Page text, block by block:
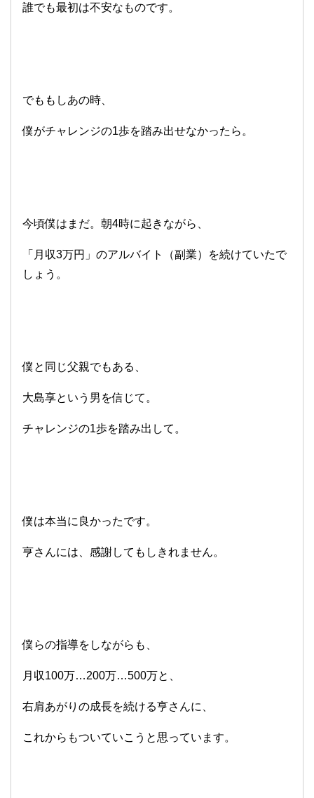
誰でも最初は不安なものです。
でももしあの時、
僕がチャレンジの1歩を踏み出せなかったら。
今頃僕はまだ。朝4時に起きながら、
「月収3万円」のアルバイト（副業）を続けていたで
しょう。
僕と同じ父親でもある、
大島享という男を信じて。
チャレンジの1歩を踏み出して。
僕は本当に良かったです。
亨さんには、感謝してもしきれません。
僕らの指導をしながらも、
月収100万…200万…500万と、
右肩あがりの成長を続ける亨さんに、
これからもついていこうと思っています。